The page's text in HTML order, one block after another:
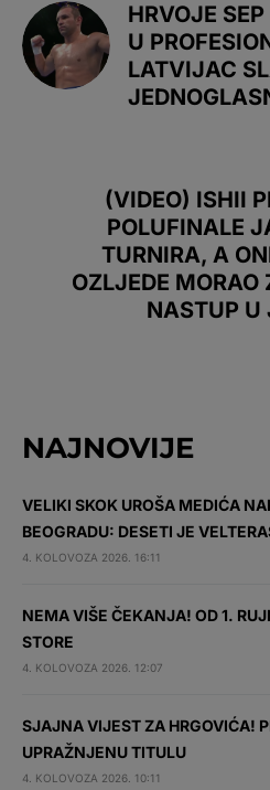
HRVOJE
U
LATVIJAC
(VIDEO) ISHII
POLUFINALE
TURNIRA, A
OZLJEDE MORAO
NASTUP U
NAJNOVIJE
VELIKI SKOK UROŠA MEDIĆA
BEOGRADU: DESETI JE
4. KOLOVOZA 2026. 16:11
NEMA VIŠE ČEKANJA! OD 1.
STORE
4. KOLOVOZA 2026. 12:07
SJAJNA VIJEST ZA HRGOVIĆA!
UPRAŽNJENU TITULU
4. KOLOVOZA 2026. 10:11